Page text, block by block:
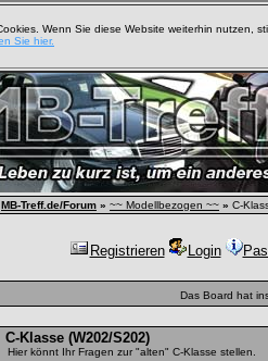
Wenn Sie diese Website weiterhin nutzen,
Sie hier.
MB-Treff.de/Forum » ~~ Modellbezogen ~~ » C-
Registrieren Login
Das Board hat
C-Klasse (W202/S202)
Hier könnt Ihr Fragen zur "alten" C-Klasse stellen.